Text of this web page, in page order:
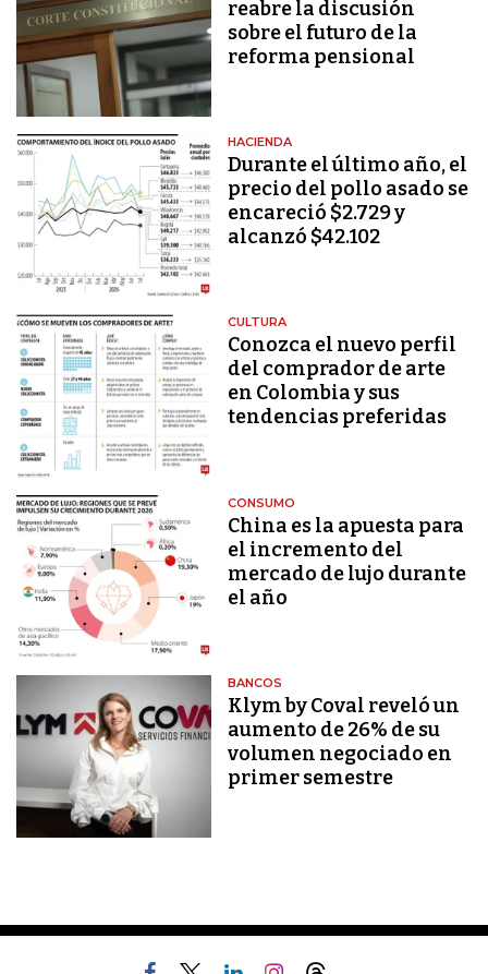
reabre la discusión
sobre el futuro de la
reforma pensional
HACIENDA
Durante el último año, el
precio del pollo asado se
encareció $2.729 y
alcanzó $42.102
CULTURA
Conozca el nuevo perfil
del comprador de arte
en Colombia y sus
tendencias preferidas
CONSUMO
China es la apuesta para
el incremento del
mercado de lujo durante
el año
BANCOS
Klym by Coval reveló un
aumento de 26% de su
volumen negociado en
primer semestre